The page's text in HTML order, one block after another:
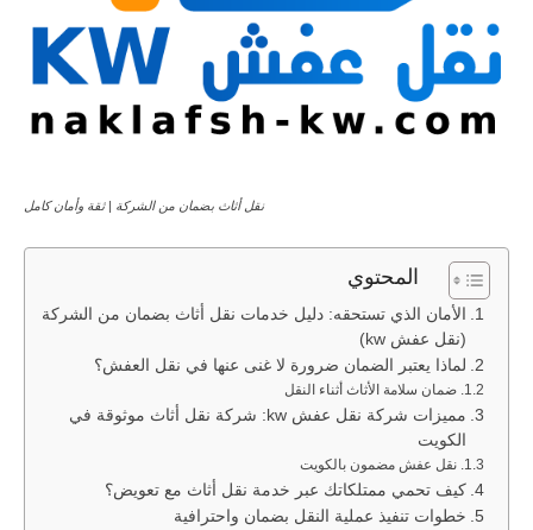
نقل أثاث بضمان من الشركة | ثقة وأمان كامل
المحتوي
الأمان الذي تستحقه: دليل خدمات نقل أثاث بضمان من الشركة
(نقل عفش kw)
لماذا يعتبر الضمان ضرورة لا غنى عنها في نقل العفش؟
ضمان سلامة الأثاث أثناء النقل
مميزات شركة نقل عفش kw: شركة نقل أثاث موثوقة في
الكويت
نقل عفش مضمون بالكويت
كيف تحمي ممتلكاتك عبر خدمة نقل أثاث مع تعويض؟
خطوات تنفيذ عملية النقل بضمان واحترافية